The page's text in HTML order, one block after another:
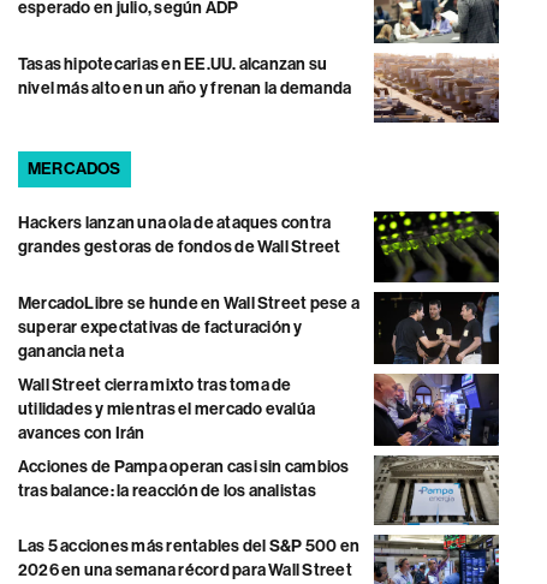
esperado en julio, según ADP
Tasas hipotecarias en EE.UU. alcanzan su
nivel más alto en un año y frenan la demanda
MERCADOS
Hackers lanzan una ola de ataques contra
grandes gestoras de fondos de Wall Street
MercadoLibre se hunde en Wall Street pese a
superar expectativas de facturación y
ganancia neta
Wall Street cierra mixto tras toma de
utilidades y mientras el mercado evalúa
avances con Irán
Acciones de Pampa operan casi sin cambios
tras balance: la reacción de los analistas
Las 5 acciones más rentables del S&P 500 en
2026 en una semana récord para Wall Street